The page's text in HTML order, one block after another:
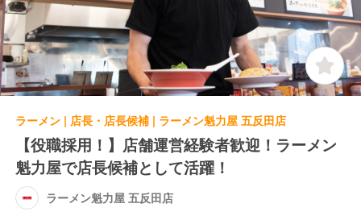
ラーメン | 店長・店長候補 | ラーメン魁力屋 五反田店
【役職採用！】店舗運営経験者歓迎！ラーメン
魁力屋で店長候補として活躍！
ラーメン魁力屋 五反田店